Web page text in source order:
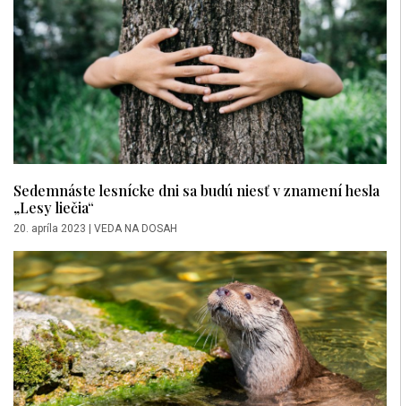
Sedemnáste lesnícke dni sa budú niesť v znamení hesla
„Lesy liečia“
20. apríla 2023 VEDA NA DOSAH